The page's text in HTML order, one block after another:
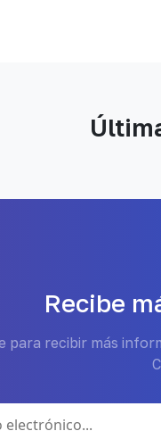
Recibe
para recibir más